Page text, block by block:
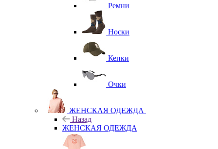
Ремни
Носки
Кепки
Очки
ЖЕНСКАЯ ОДЕЖДА
Назад
ЖЕНСКАЯ ОДЕЖДА